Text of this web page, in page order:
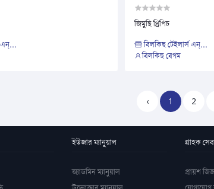
এন্...
জিমুছি থ্রিপিচ
বিলকিছ টেইলার্স এন্...
বিলকিছ বেগম
‹ 1 2
ইউজার ম্যানুয়াল
অ্যাডমিন ম্যানুয়াল
গ্রাহক
প্রায়শ